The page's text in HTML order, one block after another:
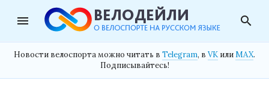
menu search
Новости велоспорта можно читать в Telegram, в VK илиMAX.
Подписывайтесь!